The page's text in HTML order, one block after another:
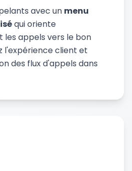
avec un menu
qui oriente
appels vers le bon
l'expérience client et
des flux d'appels dans